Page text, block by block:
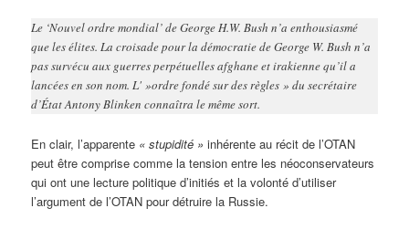
Le ‘Nouvel ordre mondial’ de George H.W. Bush n’a enthousiasmé
que les élites. La croisade pour la démocratie de George W. Bush n’a
pas survécu aux guerres perpétuelles afghane et irakienne qu’il a
lancées en son nom. L' »ordre fondé sur des règles » du secrétaire
d’État Antony Blinken connaîtra le même sort.
En clair, l’apparente « stupidité » inhérente au récit de l’OTAN
peut être comprise comme la tension entre les néoconservateurs
qui ont une lecture politique d’initiés et la volonté d’utiliser
l’argument de l’OTAN pour détruire la Russie.